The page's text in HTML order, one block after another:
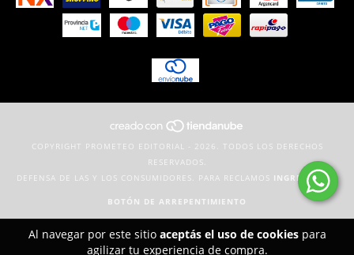
Al navegar por este sitio aceptás el uso de cookiespara
agilizar tu experiencia de compra.
COPYRIGHT PROMETEO EDITORIAL - 2026. TODOS LOS DERECHOS
RESERVADOS.
DEFENSA DE LAS Y LOS CONSUMIDORES. PARA RECLAMOS INGRESÁ ACÁ.
BOTÓN DE ARREPENTIMIENTO